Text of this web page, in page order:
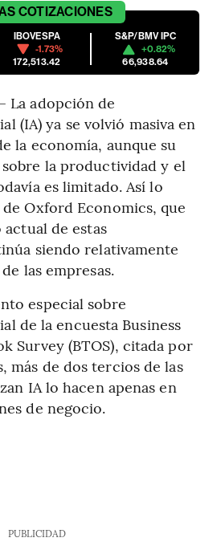
COTIZACIONES
IBOVESPA
-1.73%
172,513.42
S&P/BMV IPC
+0.82%
66,938.64
La adopción de
(IA) ya se volvió masiva en
la economía, aunque su
la productividad y el
es limitado. Así lo
Oxford Economics, que
de estas
siendo relativamente
las empresas.
especial sobre
de la encuesta Business
Survey (BTOS), citada por
más de dos tercios de las
IA lo hacen apenas en
de negocio.
PUBLICIDAD